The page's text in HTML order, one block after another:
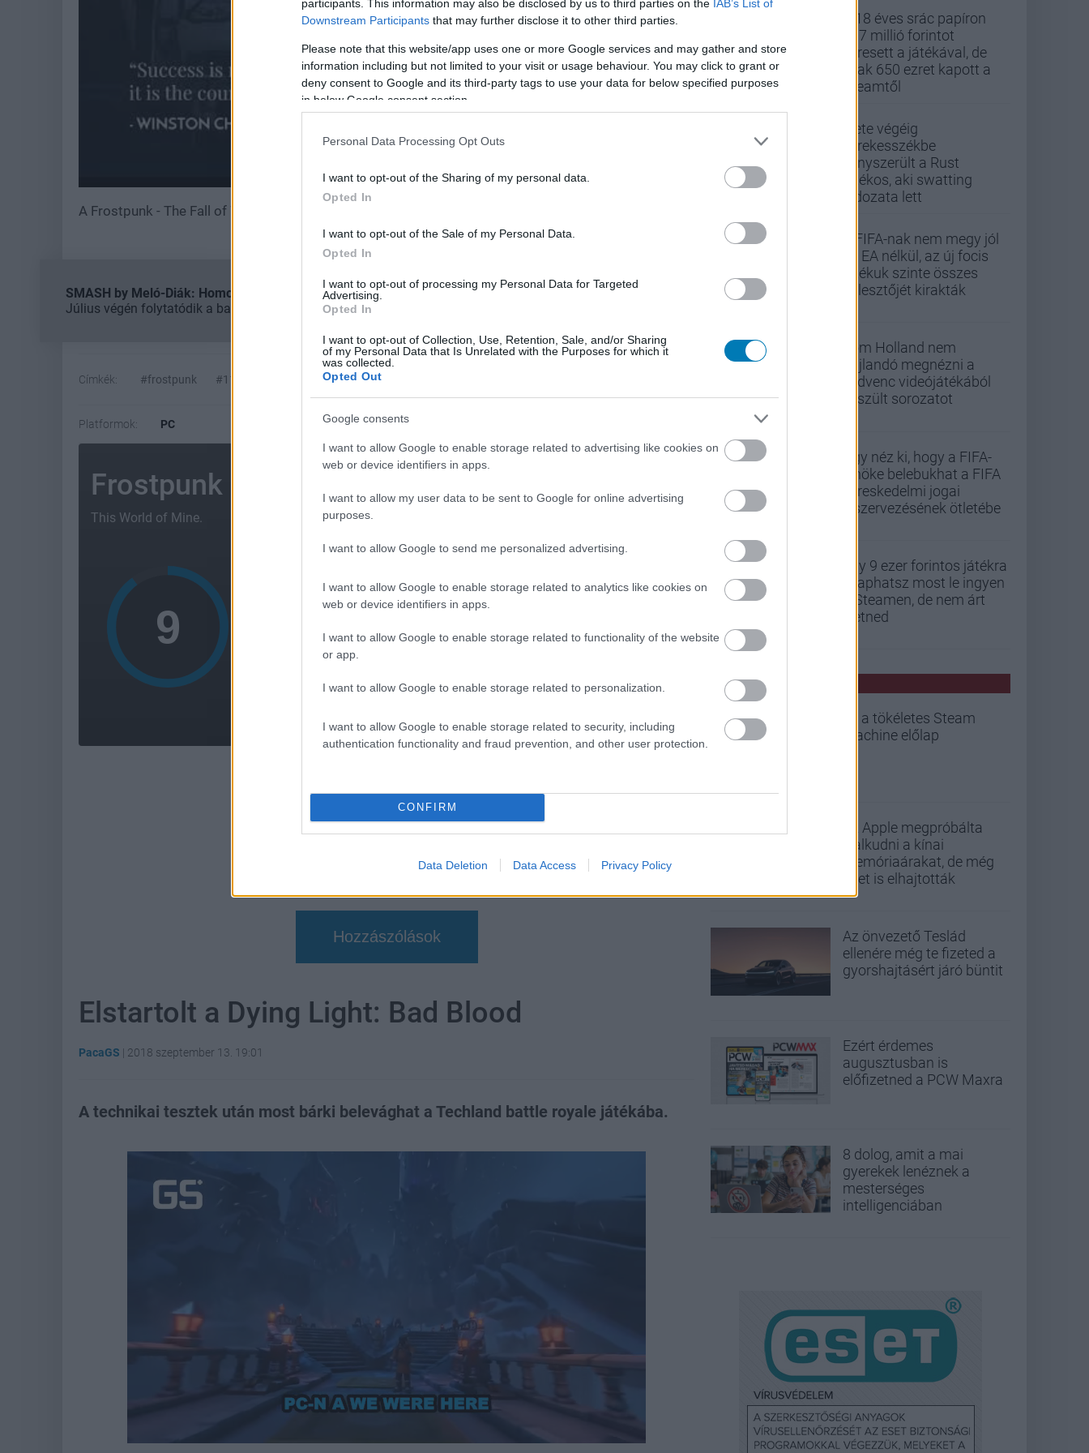
participants. This information may also be disclosed by us to third parties on the IAB’s List of
Downstream Participants that may further disclose it to other third parties.
Please note that this website/app uses one or more Google services and may gather and store
information including but not limited to your visit or usage behaviour. You may click to grant or
deny consent to Google and its third-party tags to use your data for below specified purposes
in below Google consent section.
Personal Data Processing Opt Outs
I want to opt-out of the Sharing of my personal data.
Opted In
I want to opt-out of the Sale of my Personal Data.
Opted In
I want to opt-out of processing my Personal Data for Targeted
Advertising.
Opted In
I want to opt-out of Collection, Use, Retention, Sale, and/or Sharing
of my Personal Data that Is Unrelated with the Purposes for which it
was collected.
Opted Out
Google consents
I want to allow Google to enable storage related to advertising like cookies on
web or device identifiers in apps.
I want to allow my user data to be sent to Google for online advertising
purposes.
I want to allow Google to send me personalized advertising.
I want to allow Google to enable storage related to analytics like cookies on
web or device identifiers in apps.
I want to allow Google to enable storage related to functionality of the website
or app.
I want to allow Google to enable storage related to personalization.
I want to allow Google to enable storage related to security, including
authentication functionality and fraud prevention, and other user protection.
CONFIRM
Data Deletion Data Access Privacy Policy
A Frostpunk - The Fall of Winterhome szeptember 19-én jelenik meg PC-re.
SMASH by Meló-Diák: Homok, zene és a nyár legjobb hangulata – Jön a második forduló! (X)
Július végén folytatódik a balatoni strandröplabda-sorozat.
Címkék: #frostpunk #11 bit studios #this war of mine
Platformok: PC
Frostpunk
This World of Mine.
AMI TETSZETT
Innovatív városépítés
Kihívást jelentő játékmenet
Remek grafika
TETSZETT
Hozzászólások
Elstartolt a Dying Light: Bad Blood
PacaGS | 2018 szeptember 13. 19:01
A technikai tesztek után most bárki belevághat a Techland battle royale játékába.
82.87%
A 18 éves srác papíron
437 millió forintot
keresett a játékával, de
csak 650 ezret kapott a
Steamtől
Élete végéig
kerekesszékbe
kényszerült a Rust
játékos, aki swatting
áldozata lett
A FIFA-nak nem megy jól
az EA nélkül, az új focis
játékuk szinte összes
fejlesztőjét kirakták
Tom Holland nem
hajlandó megnézni a
kedvenc videójátékából
készült sorozatot
Úgy néz ki, hogy a FIFA-
elnöke belebukhat a FIFA
kereskedelmi jogai
kiszervezésének ötletébe
Egy 9 ezer forintos játékra
csaphatsz most le ingyen
a Steamen, de nem árt
sietned
PCW HÍREK
Ez a tökéletes Steam
Machine előlap
Az Apple megpróbálta
lealkudni a kínai
memóriaárakat, de még
őket is elhajtották
Az önvezető Teslád
ellenére még te fizeted a
gyorshajtásért járó büntit
Ezért érdemes
augusztusban is
előfizetned a PCW Maxra
8 dolog, amit a mai
gyerekek lenéznek a
mesterséges
intelligenciában